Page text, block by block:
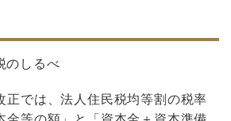
のしるべ
正では、法人住民税均等割の税率